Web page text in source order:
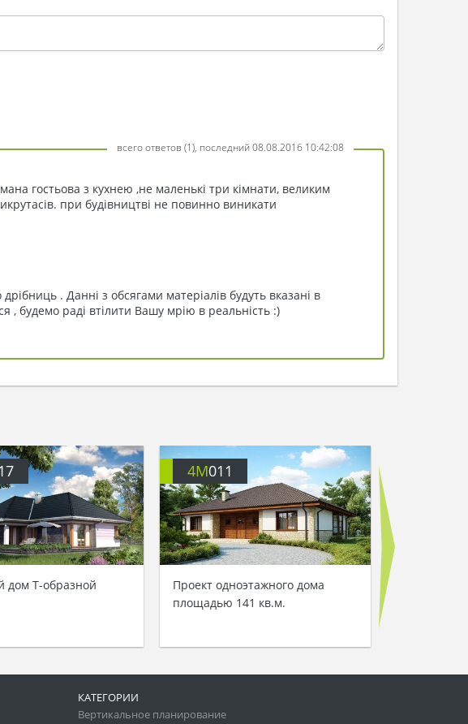
всего ответов (1), последний 08.08.2016 10:42:08
гостьова з кухнею ,не маленькі три кімнати, великим
при будівництві не повинно виникати
. Данні з обсягами матеріалів будуть вказані в
, будемо раді втілити Вашу мрію в реальність :)
дом Т-образной
4M011
Проект одноэтажного дома
площадью 141 кв.м.
КАТЕГОРИИ
Вертикальное планирование